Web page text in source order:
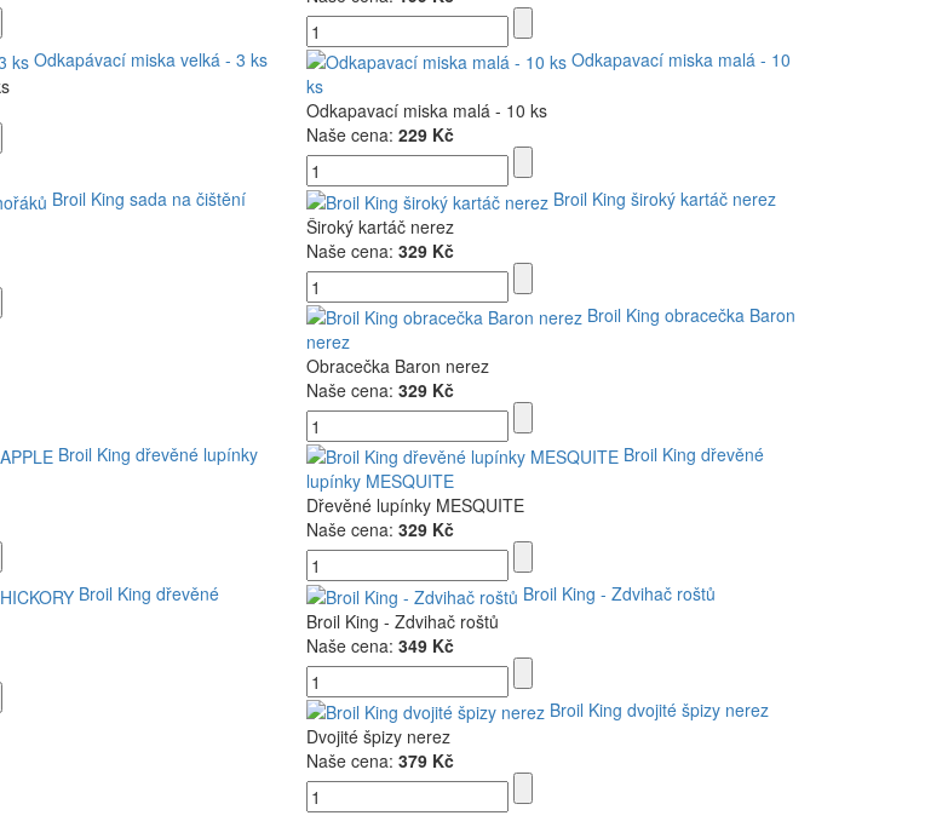
Odkapávací miska velká - 3 ks
Odkapavací miska malá - 10
ks
Odkapavací miska malá - 10 ks
Naše cena:229 Kč
Broil King sada na čištění
Broil King široký kartáč nerez
Široký kartáč nerez
Naše cena:329 Kč
Broil King obracečka Baron
nerez
Obracečka Baron nerez
Naše cena:329 Kč
Broil King dřevěné lupínky
Broil King dřevěné
lupínky MESQUITE
Dřevěné lupínky MESQUITE
Naše cena:329 Kč
Broil King dřevěné
Broil King - Zdvihač roštů
Broil King - Zdvihač roštů
Naše cena:349 Kč
Broil King dvojité špizy nerez
Dvojité špizy nerez
Naše cena:379 Kč